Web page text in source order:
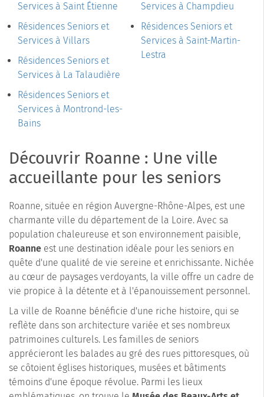
Services à Saint Étienne
Résidences Seniors et
Services à Villars
Résidences Seniors et
Services à La Talaudière
Résidences Seniors et
Services à Montrond-les-
Bains
Services à Champdieu
Résidences Seniors et
Services à Saint-Martin-
Lestra
Découvrir Roanne : Une ville
accueillante pour les seniors
Roanne, située en région Auvergne-Rhône-Alpes, est une
charmante ville du département de la Loire. Avec sa
population chaleureuse et son environnement paisible,
Roanne est une destination idéale pour les seniors en
quête d'une qualité de vie sereine et enrichissante. Nichée
au cœur de paysages verdoyants, la ville offre un cadre de
vie propice à la détente et à l'épanouissement personnel.
La ville de Roanne bénéficie d'une riche histoire, qui se
reflète dans son architecture variée et ses nombreux
patrimoines culturels. Les familles de seniors
apprécieront les balades au gré des rues pittoresques, où
se côtoient églises historiques, musées et bâtiments
témoins d'une époque révolue. Parmi les lieux